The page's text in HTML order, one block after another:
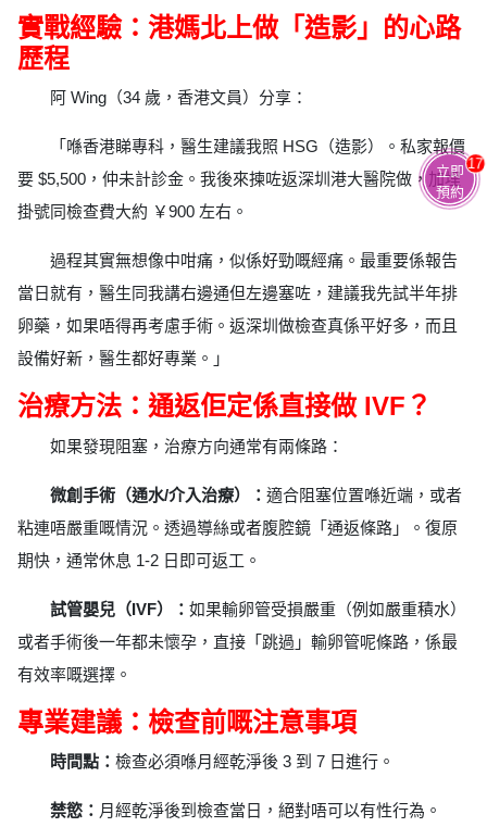
實戰經驗：港媽北上做「造影」的心路
歷程
阿 Wing（34 歲，香港文員）分享：
「喺香港睇專科，醫生建議我照 HSG（造影）。私家報價
要 $5,500，仲未計診金。我後來揀咗返深圳港大醫院做，加埋
掛號同檢查費大約 ￥900 左右。
過程其實無想像中咁痛，似係好勁嘅經痛。最重要係報告
當日就有，醫生同我講右邊通但左邊塞咗，建議我先試半年排
卵藥，如果唔得再考慮手術。返深圳做檢查真係平好多，而且
設備好新，醫生都好專業。」
治療方法：通返佢定係直接做 IVF？
如果發現阻塞，治療方向通常有兩條路：
微創手術（通水/介入治療）： 適合阻塞位置喺近端，或者
粘連唔嚴重嘅情況。透過導絲或者腹腔鏡「通返條路」。復原
期快，通常休息 1-2 日即可返工。
試管嬰兒（IVF）： 如果輸卵管受損嚴重（例如嚴重積水）
或者手術後一年都未懷孕，直接「跳過」輸卵管呢條路，係最
有效率嘅選擇。
專業建議：檢查前嘅注意事項
時間點： 檢查必須喺月經乾淨後 3 到 7 日進行。
禁慾： 月經乾淨後到檢查當日，絕對唔可以有性行為。
立即
預約
17